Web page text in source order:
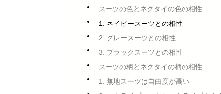
スーツの色とネクタイの色の相性
1. ネイビースーツとの相性
2. グレースーツとの相性
3. ブラックスーツとの相性
スーツの柄とネクタイの柄の相性
1. 無地スーツは自由度が高い